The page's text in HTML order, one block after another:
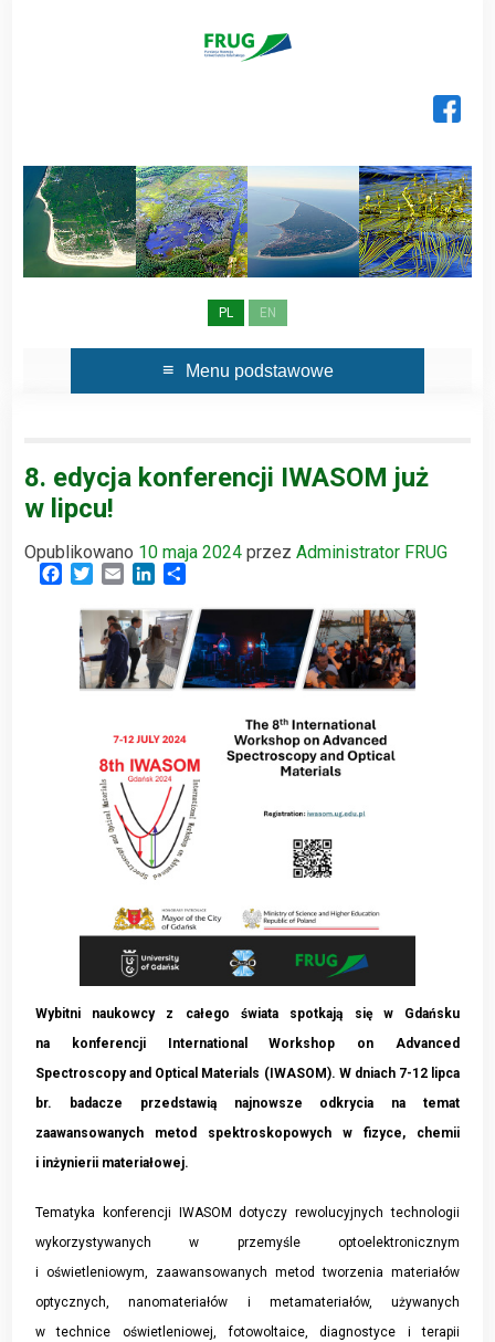
PL EN
Menu podstawowe
8. edycja konferencji IWASOM już
w lipcu!
Opublikowano 10 maja 2024przez Administrator FRUG
Facebook
TwitterEmail LinkedIn
Wybitni naukowcy z całego świata spotkają się w Gdańsku
na konferencji International Workshop on Advanced
Spectroscopy and Optical Materials (IWASOM). W dniach 7-12 lipca
br. badacze przedstawią najnowsze odkrycia na temat
zaawansowanych metod spektroskopowych w fizyce, chemii
i inżynierii materiałowej.
Tematyka konferencji IWASOM dotyczy rewolucyjnych technologii
wykorzystywanych w przemyśle optoelektronicznym
i oświetleniowym, zaawansowanych metod tworzenia materiałów
optycznych, nanomateriałów i metamateriałów, używanych
w technice oświetleniowej, fotowoltaice, diagnostyce i terapii